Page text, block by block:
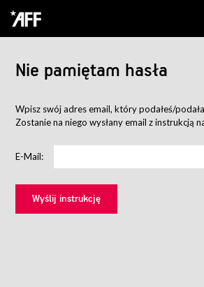
Nie pamiętam hasła
Wpisz swój adres email, który podałeś/
Zostanie na niego wysłany email z instrukcją
E-Mail: